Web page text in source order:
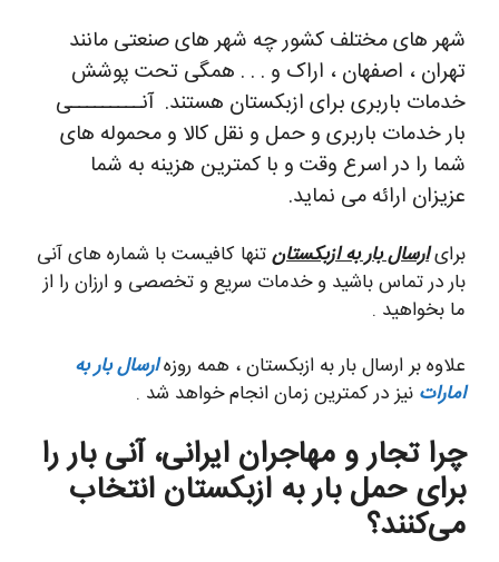
شهر های مختلف کشور چه شهر های صنعتی مانند
تهران ، اصفهان ، اراک و . . . همگی تحت پوشش
خدمات باربری برای ازبکستان هستند. آنـــــــــی
بار خدمات باربری و حمل و نقل کالا و محموله های
شما را در اسرع وقت و با کمترین هزینه به شما
عزیزان ارائه می نماید.
برایارسال بار به ازبکستانتنها کافیست با شماره های آنی
بار در تماس باشید و خدمات سریع و تخصصی و ارزان را از
ما بخواهید .
علاوه بر ارسال بار به ازبکستان ، همه روزهارسال بار به
امارات نیز در کمترین زمان انجام خواهد شد .
چرا تجار و مهاجران ایرانی، آنی بار را
برای حمل بار به ازبکستان انتخاب
می‌کنند؟